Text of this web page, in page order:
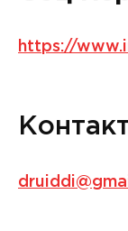
https://